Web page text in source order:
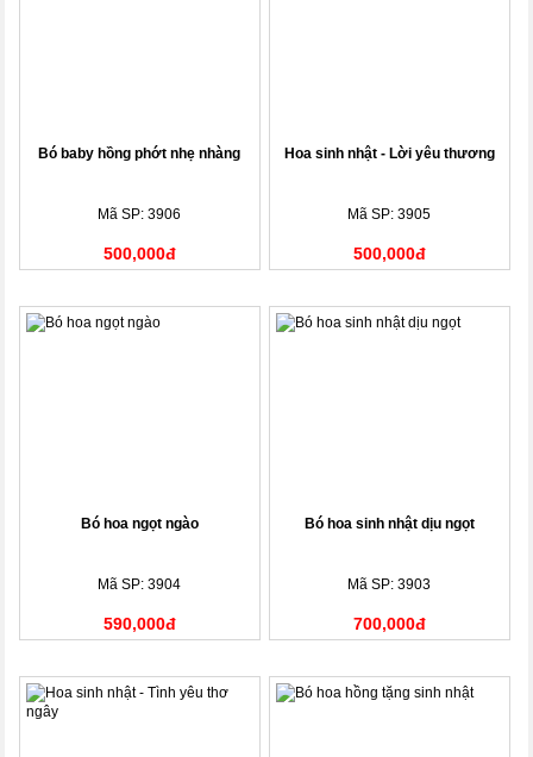
Bó baby hồng phớt nhẹ nhàng
Mã SP: 3906
500,000đ
Hoa sinh nhật - Lời yêu thương
Mã SP: 3905
500,000đ
Bó hoa ngọt ngào
Mã SP: 3904
590,000đ
Bó hoa sinh nhật dịu ngọt
Mã SP: 3903
700,000đ